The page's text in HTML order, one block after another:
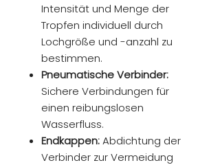
Intensität und Menge der
Tropfen individuell durch
Lochgröße und -anzahl zu
bestimmen.
Pneumatische Verbinder:
Sichere Verbindungen für
einen reibungslosen
Wasserfluss.
Endkappen:Abdichtung der
Verbinder zur Vermeidung